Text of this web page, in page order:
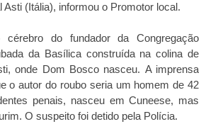
Asti (Itália), informou o Promotor local.
do fundador da Congregação
da Basílica construída na colina de
onde Dom Bosco nasceu. A imprensa
o autor do roubo seria um homem de 42
penais, nasceu em Cuneese, mas
O suspeito foi detido pela Polícia.